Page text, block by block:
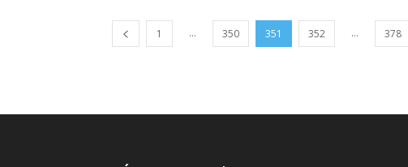
1 ... 350 351 352 ... 378